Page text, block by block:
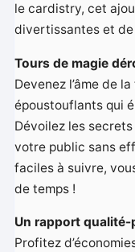
le cardistry, cet
divertissantes et
Tours de magie
Devenez l’âme de
époustouflants qui
Dévoilez les
votre public sans
faciles à suivre,
de temps !
Un rapport
Profitez